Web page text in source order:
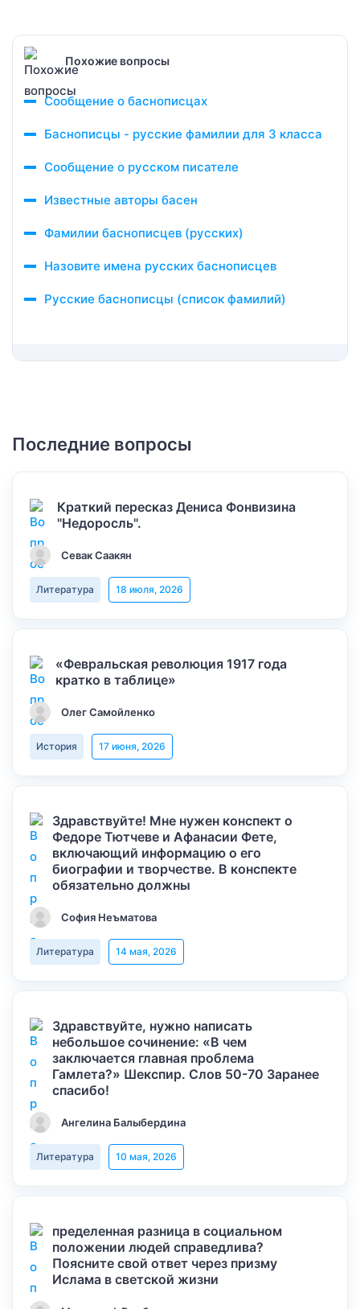
Похожие вопросы
Сообщение о баснописцах
Баснописцы - русские фамилии для 3 класса
Сообщение о русском писателе
Известные авторы басен
Фамилии баснописцев (русских)
Назовите имена русских баснописцев
Русские баснописцы (список фамилий)
Последние вопросы
Краткий пересказ Дениса Фонвизина
"Недоросль".
Севак Саакян
Литература 18 июля, 2026
«Февральская революция 1917 года
кратко в таблице»
Олег Самойленко
История 17 июня, 2026
Здравствуйте! Мне нужен конспект о
Федоре Тютчеве и Афанасии Фете,
включающий информацию о его
биографии и творчестве. В конспекте
обязательно должны
София Неъматова
Литература 14 мая, 2026
Здравствуйте, нужно написать
небольшое сочинение: «В чем
заключается главная проблема
Гамлета?» Шекспир. Слов 50-70 Заранее
спасибо!
Ангелина Балыбердина
Литература 10 мая, 2026
пределенная разница в социальном
положении людей справедлива?
Поясните свой ответ через призму
Ислама в светской жизни